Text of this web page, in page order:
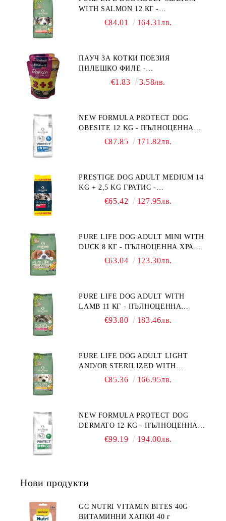
WITH SALMON 12 КГ -
ПЪЛНОЦЕННА ХРАНА ЗА
БЕЗ ЗЪРНО, БЕЗ ГЛУТЕН.
ПРОИЗВЕДЕНА ВЪВ ФРАНЦИЯ.
€84.01 164.31лв.
ПАУЧ ЗА КОТКИ ПОЕЗИЯ
ПИЛЕШКО ФИЛЕ -
ПРОМОКОМПЛЕКТ 3 БР.
€1.83 3.58лв.
NEW FORMULA PROTECT DOG
OBESITE 12 KG - ПЪЛНОЦЕННА
ДИЕТИЧНА ХРАНА ЗА КУЧЕТА
"РЕГУЛИРАНЕ НА ВНОСА НА
ГЛЮКОЗА (DIABETES MELLITUS)."
€87.85 171.82лв.
PRESTIGE DOG ADULT MEDIUM 14
KG + 2,5 KG ГРАТИС -
ПЪЛНОЦЕННА ХРАНА ЗА
€65.42 127.95лв.
PURE LIFE DOG ADULT MINI WITH
DUCK 8 КГ - ПЪЛНОЦЕННА ХРАНА
ЗА ПОРАСНАЛИ КУЧЕТА ОТ
ГЛУТЕН. ПРОИЗВЕДЕНА ВЪВ
ФРАНЦИЯ.
€63.04 123.30лв.
PURE LIFE DOG ADULT WITH
LAMB 11 КГ - ПЪЛНОЦЕННА
ХРАНА ЗА ПОРАСНАЛИ КУЧЕТА С
НАД 1 ГОДИНА. БЕЗ ЗЪРНО, БЕЗ
ГЛУТЕН. ПРОИЗВЕДЕНА ВЪВ
ФРАНЦИЯ.
€93.80 183.46лв.
PURE LIFE DOG ADULT LIGHT
AND/OR STERILIZED WITH
CHICKEN 12 КГ - ПЪЛНОЦЕННА
КАСТРИРАНИ КУЧЕТА ОТ ВСИЧКИ
ПОРОДИ НА ВЪЗРАСТ НАД 1
ГОДИНА, С ПИЛЕ. БЕЗ ЗЪРНО, БЕЗ
€85.36 166.95лв.
NEW FORMULA PROTECT DOG
DERMATO 12 KG - ПЪЛНОЦЕННА
ДИЕТИЧНА ХРАНА ЗА КУЧЕТА
ЗАГУБА НА КОЗИНА".
НЕПОНОСИМОСТТА КЪМ НЯКОИ
СЪСТАВКИ И ХРАНИ
€99.19 194.00лв.
Нови продукти
GC NUTRI VITAMIN BITES 40G
ВИТАМИННИ ХАПКИ 40 г